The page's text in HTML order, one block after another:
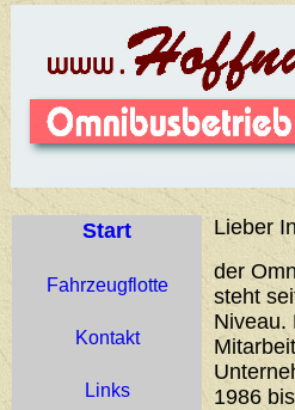
Start
Fahrzeugflotte
Kontakt
Links
Lieber
der
steht
Niveau.
1986